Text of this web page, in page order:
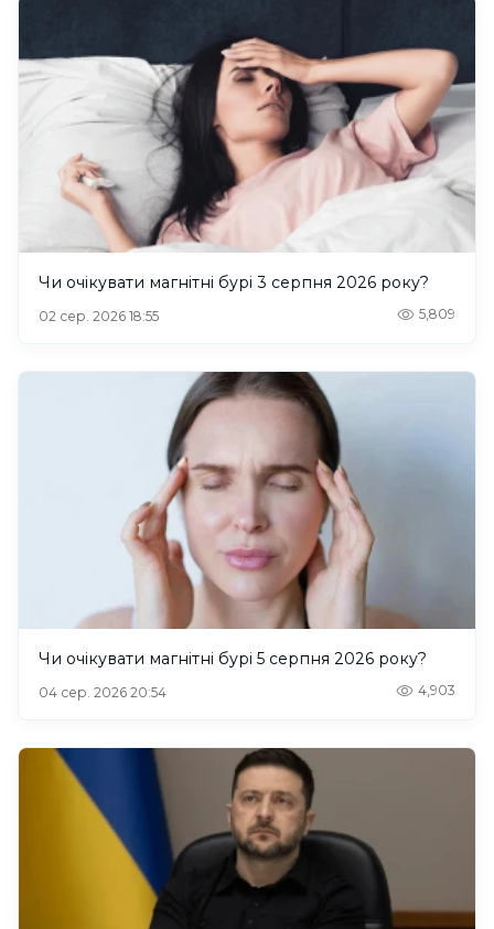
Чи очікувати магнітні бурі 3 серпня 2026 року?
02 сер. 2026 18:55 5,809
Чи очікувати магнітні бурі 5 серпня 2026 року?
04 сер. 2026 20:54 4,903